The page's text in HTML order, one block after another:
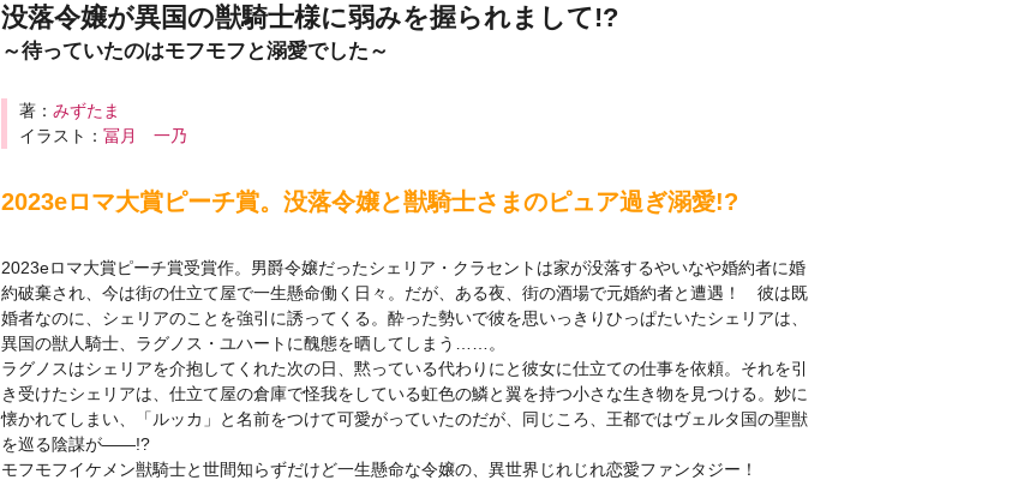
没落令嬢が異国の獣騎士様に弱みを握られまして!?
～待っていたのはモフモフと溺愛でした～
著： みずたま
イラスト： 冨月 一乃
2023eロマ大賞ピーチ賞。没落令嬢と獣騎士さまのピュア過ぎ溺愛!?
2023eロマ大賞ピーチ賞受賞作。男爵令嬢だったシェリア・クラセントは家が没落するやいなや婚約者に婚
約破棄され、今は街の仕立て屋で一生懸命働く日々。だが、ある夜、街の酒場で元婚約者と遭遇！ 彼は既
婚者なのに、シェリアのことを強引に誘ってくる。酔った勢いで彼を思いっきりひっぱたいたシェリアは、
異国の獣人騎士、ラグノス・ユハートに醜態を晒してしまう……。
ラグノスはシェリアを介抱してくれた次の日、黙っている代わりにと彼女に仕立ての仕事を依頼。それを引
き受けたシェリアは、仕立て屋の倉庫で怪我をしている虹色の鱗と翼を持つ小さな生き物を見つける。妙に
懐かれてしまい、「ルッカ」と名前をつけて可愛がっていたのだが、同じころ、王都ではヴェルタ国の聖獣
を巡る陰謀が――!?
モフモフイケメン獣騎士と世間知らずだけど一生懸命な令嬢の、異世界じれじれ恋愛ファンタジー！